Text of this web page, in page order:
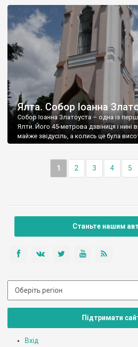
Ялта. Собор Іоанна
Собор Іоанна Златоуста – одна із
Ялти. Його 45-метрова дзвіниця і нині
майже звідусіль, а колись це була
1 2 3 4 5
Станьте нашим
Підтримати
Вхід